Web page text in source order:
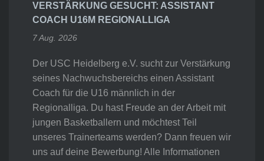
VERSTÄRKUNG GESUCHT: ASSISTANT
COACH U16M REGIONALLIGA
7 Aug. 2026
Der USC Heidelberg e.V. sucht zur Verstärkung
seines Nachwuchsbereichs einen Assistant
Coach für die U16 männlich in der
Regionalliga. Du hast Freude an der Arbeit mit
jungen Basketballern und möchtest Teil
unseres Trainerteams werden? Dann freuen wir
uns auf deine Bewerbung! Alle Informationen